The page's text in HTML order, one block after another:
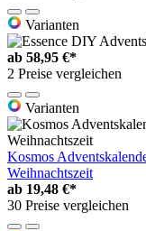
Varianten
ab 58,95 €*
2 Preise vergleichen
Varianten
Kosmos
Weihnachtszeit
ab 19,48 €*
30 Preise vergleichen